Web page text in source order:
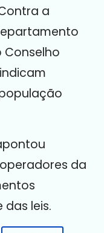
a
Conselho
da
leis.